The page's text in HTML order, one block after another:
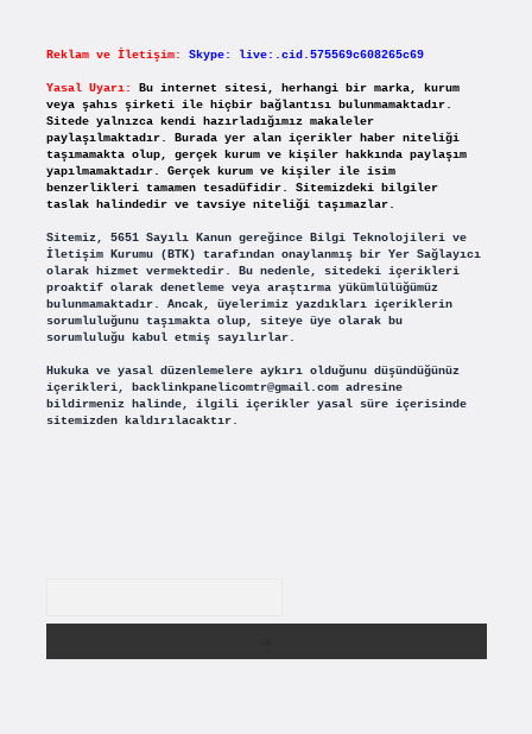
Reklam ve İletişim: Skype: live:.cid.575569c608265c69
Yasal Uyarı:
Bu internet sitesi, herhangi bir marka, kurum
veya şahıs şirketi ile hiçbir bağlantısı bulunmamaktadır.
Sitede yalnızca kendi hazırladığımız makaleler
paylaşılmaktadır. Burada yer alan içerikler haber niteliği
taşımamakta olup, gerçek kurum ve kişiler hakkında paylaşım
yapılmamaktadır. Gerçek kurum ve kişiler ile isim
benzerlikleri tamamen tesadüfidir. Sitemizdeki bilgiler
taslak halindedir ve tavsiye niteliği taşımazlar.
Sitemiz, 5651 Sayılı Kanun gereğince Bilgi Teknolojileri ve
İletişim Kurumu (BTK) tarafından onaylanmış bir Yer Sağlayıcı
olarak hizmet vermektedir. Bu nedenle, sitedeki içerikleri
proaktif olarak denetleme veya araştırma yükümlülüğümüz
bulunmamaktadır. Ancak, üyelerimiz yazdıkları içeriklerin
sorumluluğunu taşımakta olup, siteye üye olarak bu
sorumluluğu kabul etmiş sayılırlar.
Hukuka ve yasal düzenlemelere aykırı olduğunu düşündüğünüz
içerikleri, backlinkpanelicomtr@gmail.comadresine
bildirmeniz halinde, ilgili içerikler yasal süre içerisinde
sitemizden kaldırılacaktır.